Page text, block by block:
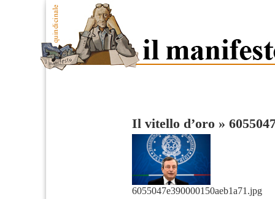
Il vitello d’oro »
6055047e390000150aeb1a71.jpg